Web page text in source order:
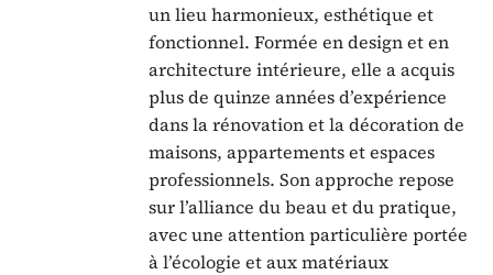
un lieu harmonieux, esthétique et
fonctionnel. Formée en design et en
architecture intérieure, elle a acquis
plus de quinze années d’expérience
dans la rénovation et la décoration de
maisons, appartements et espaces
professionnels. Son approche repose
sur l’alliance du beau et du pratique,
avec une attention particulière portée
à l’écologie et aux matériaux